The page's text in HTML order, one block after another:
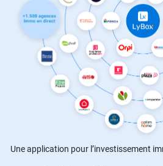
Une application pour l’investissement